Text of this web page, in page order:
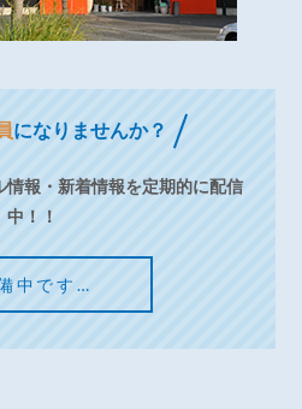
になりませんか？
情報・新着情報を定期的に配信
中！！
中です…